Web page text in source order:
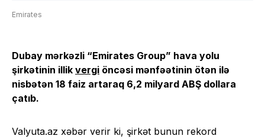
Emirates
Dubay mərkəzli “Emirates Group” hava yolu
şirkətinin illik vergi öncəsi mənfəətinin ötən ilə
nisbətən 18 faiz artaraq 6,2 milyard ABŞ dollara
çatıb.
Valyuta.az xəbər verir ki, şirkət bunun rekord